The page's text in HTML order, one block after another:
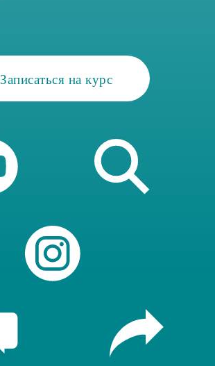
Записаться на курс